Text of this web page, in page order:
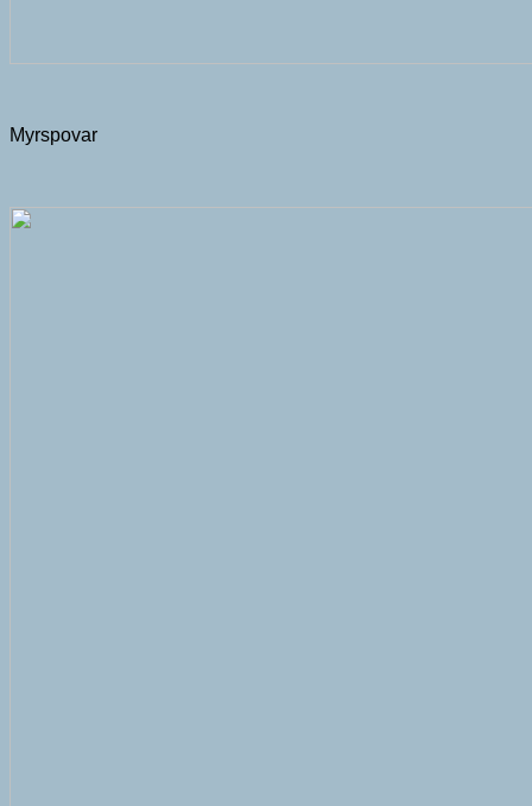
Myrspovar